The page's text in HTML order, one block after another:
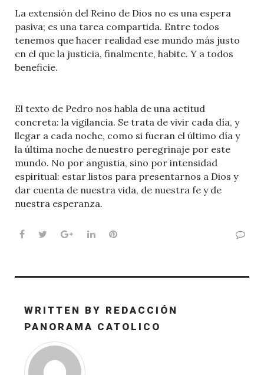
La extensión del Reino de Dios no es una espera
pasiva; es una tarea compartida. Entre todos
tenemos que hacer realidad ese mundo más justo
en el que la justicia, finalmente, habite. Y a todos
beneficie.
El texto de Pedro nos habla de una actitud
concreta: la vigilancia. Se trata de vivir cada día, y
llegar a cada noche, como si fueran el último día y
la última noche de nuestro peregrinaje por este
mundo. No por angustia, sino por intensidad
espiritual: estar listos para presentarnos a Dios y
dar cuenta de nuestra vida, de nuestra fe y de
nuestra esperanza.
Facebook
TwitterGoogle+LinkedInPinterest
WRITTEN BY REDACCIÓN
PANORAMA CATOLICO